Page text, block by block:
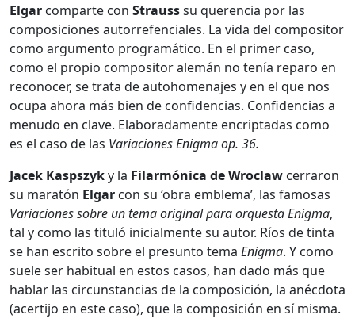
Elgar comparte con Strausssu querencia por las
composiciones autorrefenciales. La vida del compositor
como argumento programático. En el primer caso,
como el propio compositor alemán no tenía reparo en
reconocer, se trata de autohomenajes y en el que nos
ocupa ahora más bien de confidencias. Confidencias a
menudo en clave. Elaboradamente encriptadas como
es el caso de las Variaciones Enigma op. 36.
Jacek Kaspszyky la Filarmónica de Wroclaw cerraron
su maratón Elgar con su ‘obra emblema’, las famosas
Variaciones sobre un tema original para orquesta Enigma,
tal y como las tituló inicialmente su autor. Ríos de tinta
se han escrito sobre el presunto tema Enigma. Y como
suele ser habitual en estos casos, han dado más que
hablar las circunstancias de la composición, la anécdota
(acertijo en este caso), que la composición en sí misma.